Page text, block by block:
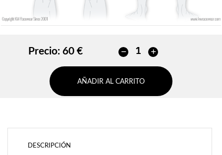
Precio: 60 €
AÑADIR AL CARRITO
DESCRIPCIÓN